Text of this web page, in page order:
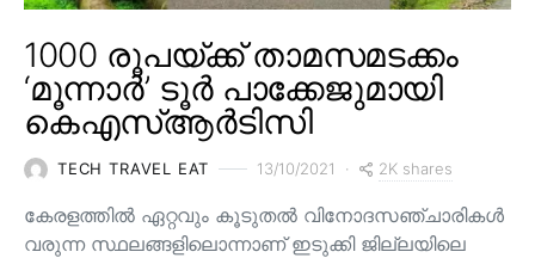
1000 രൂപയ്ക്ക് താമസമടക്കം
‘മൂന്നാർ’ ടൂർ പാക്കേജുമായി
കെഎസ്ആർടിസി
TECH TRAVEL EAT 13/10/2021 2K shares
കേരളത്തിൽ ഏറ്റവും കൂടുതൽ വിനോദസഞ്ചാരികൾ
വരുന്ന സ്ഥലങ്ങളിലൊന്നാണ് ഇടുക്കി ജില്ലയിലെ